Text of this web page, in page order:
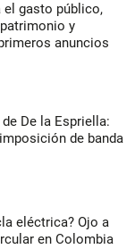
el gasto público,
y
anuncios
De la Espriella:
de banda
eléctrica? Ojo a
en Colombia